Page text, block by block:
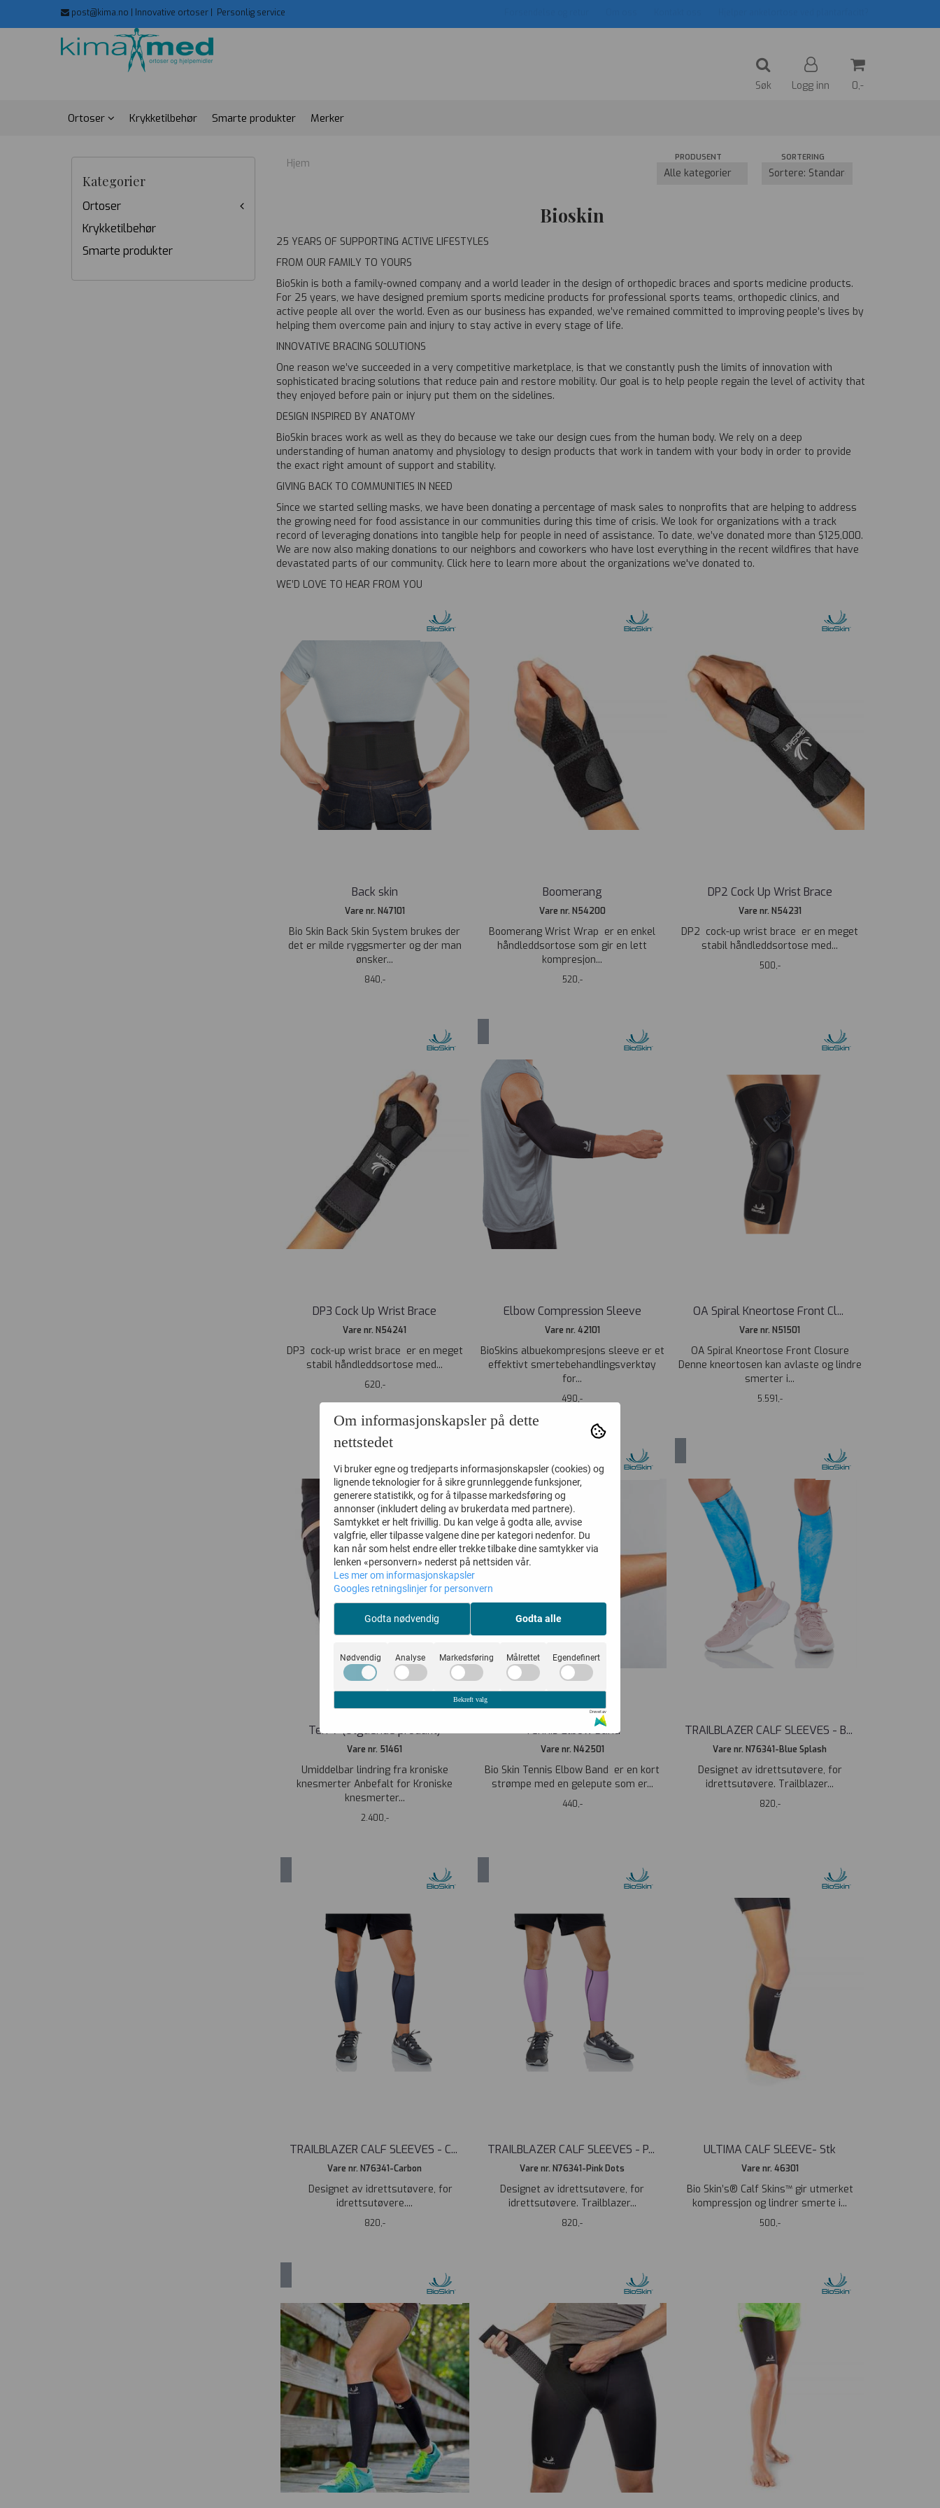
post@kima.no | Innovative ortoser | Personlig service
Søk Logg inn 0,-
Ortoser Krykketilbehør Smarte produkter Merker
Kategorier
Ortoser
Krykketilbehør
Smarte produkter
Hjem PRODUSENT SORTERING
Bioskin
25 YEARS OF SUPPORTING ACTIVE LIFESTYLES
FROM OUR FAMILY TO YOURS
BioSkin is both a family-owned company and a world leader in the design of orthopedic braces and sports medicine products.
For 25 years, we have designed premium sports medicine products for professional sports teams, orthopedic clinics, and
active people all over the world. Even as our business has expanded, we’ve remained committed to improving people’s lives by
helping them overcome pain and injury to stay active in every stage of life.
INNOVATIVE BRACING SOLUTIONS
One reason we’ve succeeded in a very competitive marketplace, is that we constantly push the limits of innovation with
sophisticated bracing solutions that reduce pain and restore mobility. Our goal is to help people regain the level of activity that
they enjoyed before pain or injury put them on the sidelines.
DESIGN INSPIRED BY ANATOMY
BioSkin braces work as well as they do because we take our design cues from the human body. We rely on a deep
understanding of human anatomy and physiology to design products that work in tandem with your body in order to provide
the exact right amount of support and stability.
GIVING BACK TO COMMUNITIES IN NEED
Since we started selling masks, we have been donating a percentage of mask sales to nonprofits that are helping to address
the growing need for food assistance in our communities during this time of crisis. We look for organizations with a track
record of leveraging donations into tangible help for people in need of assistance. To date, we’ve donated more than $125,000.
We are now also making donations to our neighbors and coworkers who have lost everything in the recent wildfires that have
devastated parts of our community. Click here to learn more about the organizations we've donated to.
WE’D LOVE TO HEAR FROM YOU
Back skin
Vare nr. N47101
Bio Skin Back Skin System brukes der
det er milde ryggsmerter og der man
ønsker...
840,-
Boomerang
Vare nr. N54200
Boomerang Wrist Wrap er en enkel
håndleddsortose som gir en lett
kompresjon...
520,-
DP2 Cock Up Wrist Brace
Vare nr. N54231
DP2 cock-up wrist brace er en meget
stabil håndleddsortose med...
500,-
DP3 Cock Up Wrist Brace
Vare nr. N54241
DP3 cock-up wrist brace er en meget
stabil håndleddsortose med...
620,-
Elbow Compression Sleeve
Vare nr. 42101
BioSkins albuekompresjons sleeve er et
effektivt smertebehandlingsverktøy
for...
490,-
OA Spiral Kneortose Front Cl...
Vare nr. N51501
OA Spiral Kneortose Front Closure
Denne kneortosen kan avlaste og lindre
smerter i...
5.591,-
Ten-7 (Utgående produkt)
Vare nr. 51461
Umiddelbar lindring fra kroniske
knesmerter Anbefalt for Kroniske
knesmerter...
2.400,-
Tennis Elbow Band
Vare nr. N42501
Bio Skin Tennis Elbow Band er en kort
strømpe med en gelepute som er...
440,-
TRAILBLAZER CALF SLEEVES - B...
Vare nr. N76341-Blue Splash
Designet av idrettsutøvere, for
idrettsutøvere. Trailblazer...
820,-
TRAILBLAZER CALF SLEEVES - C...
Vare nr. N76341-Carbon
Designet av idrettsutøvere, for
idrettsutøvere....
820,-
TRAILBLAZER CALF SLEEVES - P...
Vare nr. N76341-Pink Dots
Designet av idrettsutøvere, for
idrettsutøvere. Trailblazer...
820,-
ULTIMA CALF SLEEVE- Stk
Vare nr. 46301
Bio Skin’s® Calf Skins™ gir utmerket
kompressjon og lindrer smerte i...
500,-
Om informasjonskapsler på dette
nettstedet
Vi bruker egne og tredjeparts informasjonskapsler (cookies) og
lignende teknologier for å sikre grunnleggende funksjoner,
generere statistikk, og for å tilpasse markedsføring og
annonser (inkludert deling av brukerdata med partnere).
Samtykket er helt frivillig. Du kan velge å godta alle, avvise
valgfrie, eller tilpasse valgene dine per kategori nedenfor. Du
kan når som helst endre eller trekke tilbake dine samtykker via
lenken «personvern» nederst på nettsiden vår.
Les mer om informasjonskapsler
Googles retningslinjer for personvern
Godta nødvendig Godta alle
Nødvendig Analyse Markedsføring Målrettet Egendefinert
Bekreft valg
Drevet av